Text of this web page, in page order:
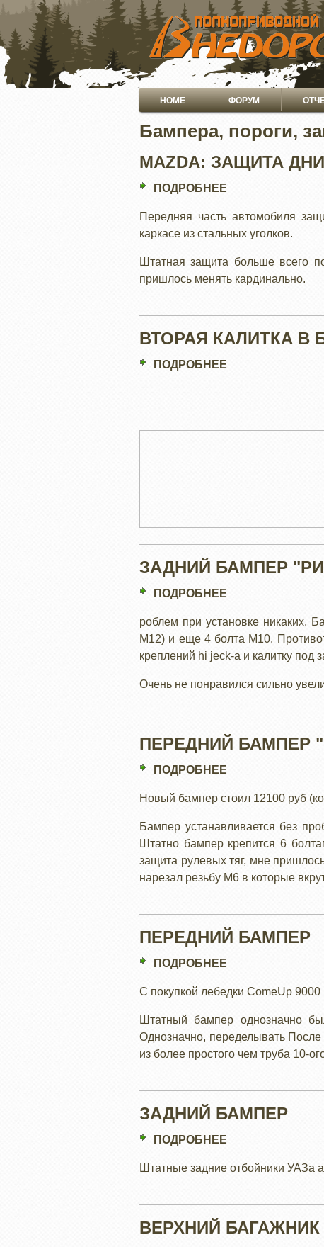
ПЕРЕЙТИ
ОСНОВНОМУ
СОДЕРЖАНИЮ
Основная
навигация
HOME ФОРУМ
Бампера, пороги,
MAZDA: ЗАЩИТА
ПОДРОБНЕЕ
ЗАЩИТА
ДНИЩА
Передняя часть автомобиля
каркасе из стальных уголков.
Штатная защита больше всего
пришлось менять кардинально.
ВТОРАЯ КАЛИТКА В
ПОДРОБНЕЕ
БАМПЕР
ЗАДНИЙ БАМПЕР
ПОДРОБНЕЕ
БАМПЕР
"РИФ"
роблем при установке никаких.
М12) и еще 4 болта М10.
креплений hi jeck-а и калитку под
Очень не понравился сильно
ПЕРЕДНИЙ БАМПЕР
ПОДРОБНЕЕ
БАМПЕР
САФАРИ"
ЛЕБЕДКУ
Новый бампер стоил 12100 руб
Бампер устанавливается без
Штатно бампер крепится 6
защита рулевых тяг, мне
нарезал резьбу М6 в которые
ПЕРЕДНИЙ БАМПЕР
ПОДРОБНЕЕ
БАМПЕР
C покупкой лебедки ComeUp
Штатный бампер однозначно
Однозначно, переделывать После
из более простого чем труба 10-
ЗАДНИЙ БАМПЕР
ПОДРОБНЕЕ
БАМПЕР
Штатные задние отбойники УАЗа
ВЕРХНИЙ БАГАЖНИК